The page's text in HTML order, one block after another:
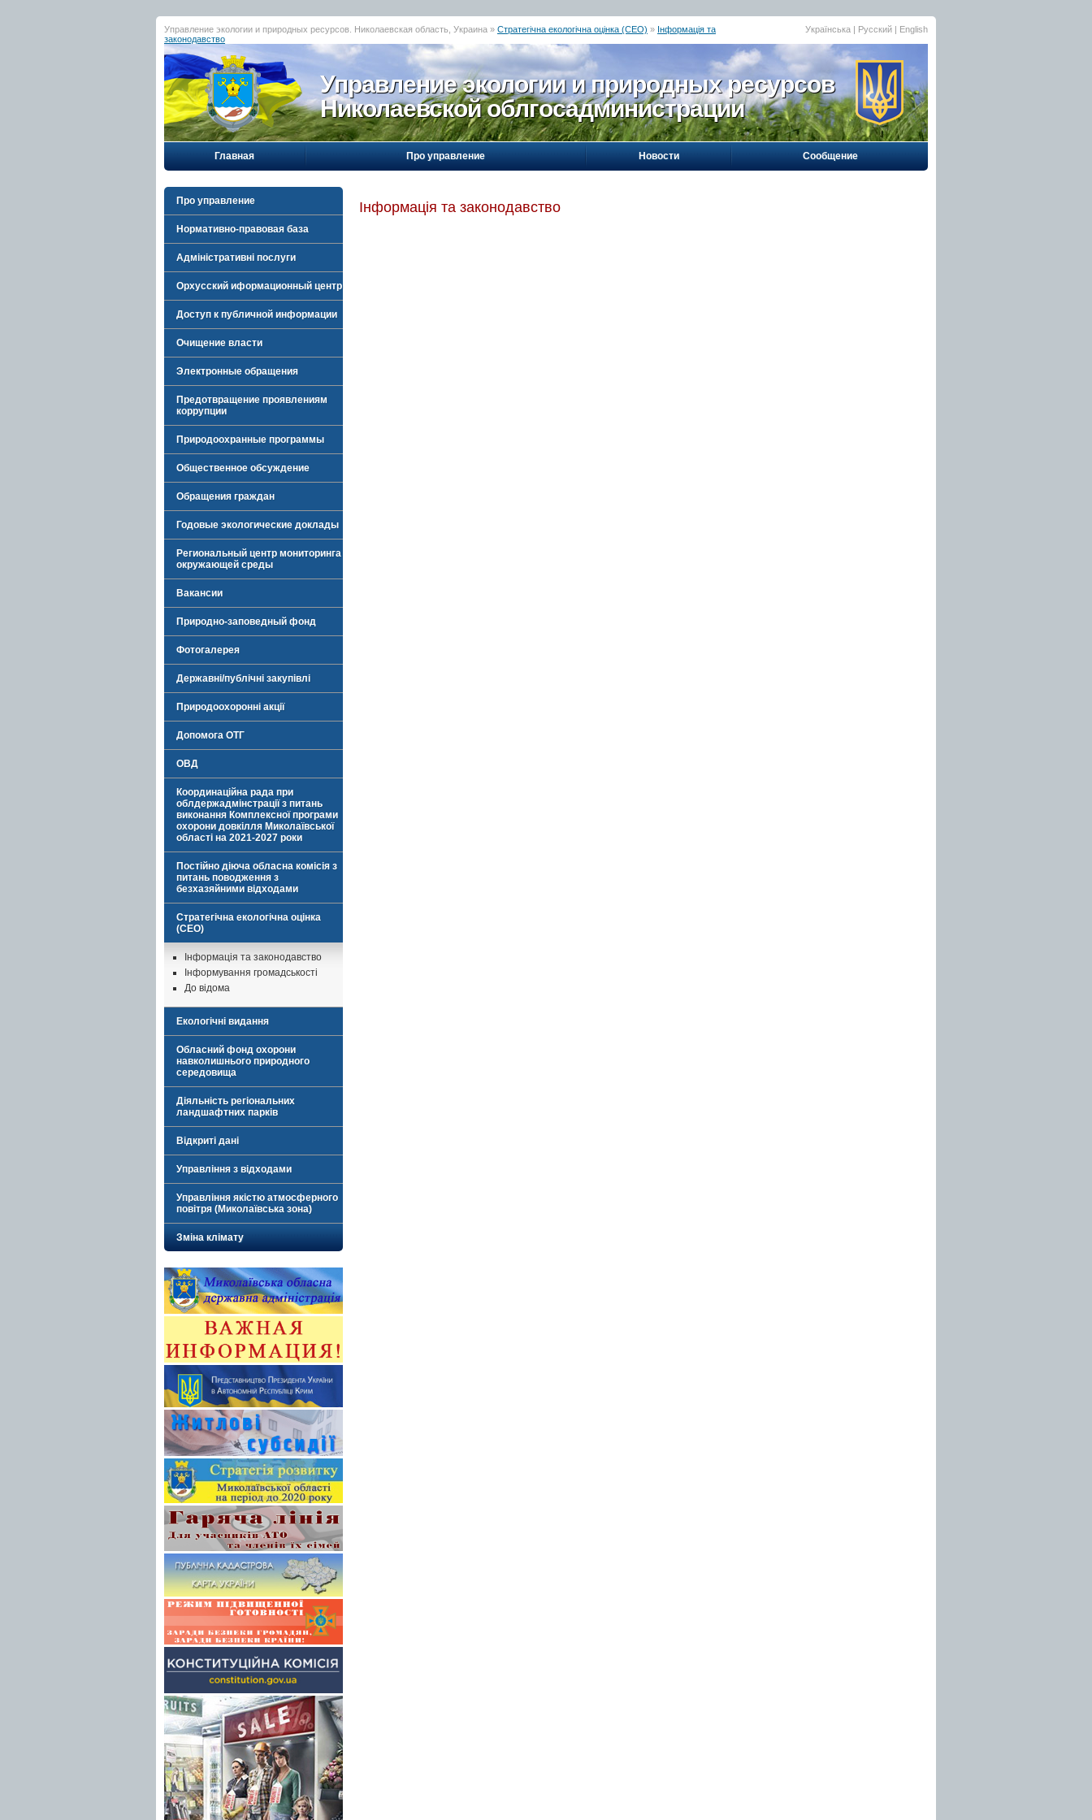
Управление экологии и природных ресурсов. Николаевская область, Украина » Стратегічна екологічна оцінка (СЕО) » Інформація та
законодавство
Українська | Русский | English
Управление экологии и природных ресурсов
Николаевской облгосадминистрации
Главная Про управление Новости Сообщение
Про управление
Нормативно-правовая база
Адміністративні послуги
Орхусский иформационный центр
Доступ к публичной информации
Очищение власти
Электронные обращения
Предотвращение проявлениям
коррупции
Природоохранные программы
Общественное обсуждение
Обращения граждан
Годовые экологические доклады
Региональный центр мониторинга
окружающей среды
Вакансии
Природно-заповедный фонд
Фотогалерея
Державні/публічні закупівлі
Природоохоронні акції
Допомога ОТГ
ОВД
Координаційна рада при
облдержадмінстрації з питань
виконання Комплексної програми
охорони довкілля Миколаївської
області на 2021-2027 роки
Постійно діюча обласна комісія з
питань поводження з
безхазяйними відходами
Стратегічна екологічна оцінка
(СЕО)
Інформація та законодавство
Інформування громадськості
До відома
Екологічні видання
Обласний фонд охорони
навколишнього природного
середовища
Діяльність регіональних
ландшафтних парків
Відкриті дані
Управління з відходами
Управління якістю атмосферного
повітря (Миколаївська зона)
Зміна клімату
Інформація та законодавство